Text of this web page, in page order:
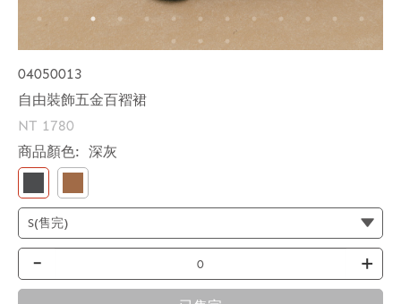
04050013
自由裝飾五金百褶裙
NT 1780
商品顏色: 深灰
- +